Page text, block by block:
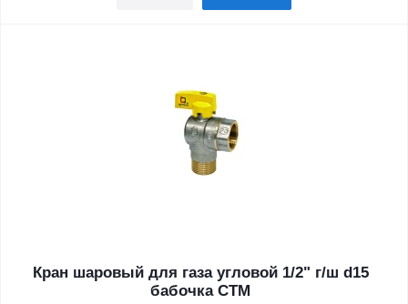
Кран шаровый для газа угловой 1/2" г/ш d15
бабочка CTM